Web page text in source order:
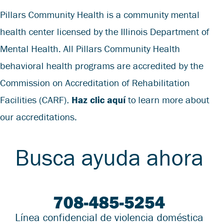
Pillars Community Health is a community mental
health center licensed by the Illinois Department of
Mental Health. All Pillars Community Health
behavioral health programs are accredited by the
Commission on Accreditation of Rehabilitation
Facilities (CARF). Haz clic aquíto learn more about
our accreditations.
Busca ayuda ahora
708-485-5254
Línea confidencial de violencia doméstica